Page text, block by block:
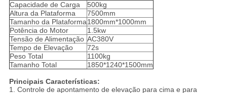
Capacidade de Carga
500kg
Altura da Plataforma
7500mm
Tamanho da Plataforma1800mm*1000mm
Potência do Motor
1.5kw
Tensão de Alimentação AC380V
Tempo de Elevação
72s
Peso Total
1100kg
Tamanho Total
1850*1240*1500mm
Principais Características:
1. Controle de apontamento de elevação para cima e para